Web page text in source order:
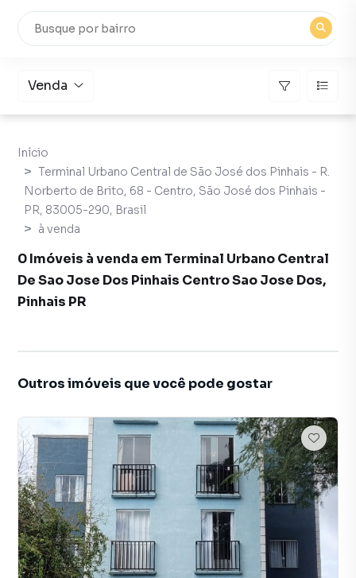
Venda
Início
Terminal Urbano Central de São José dos Pinhais - R.
Norberto de Brito, 68 - Centro, São José dos Pinhais -
PR, 83005-290, Brasil
à venda
0 Imóveis à venda em Terminal Urbano Central
De Sao Jose Dos Pinhais Centro Sao Jose Dos,
Pinhais PR
Outros imóveis que você pode gostar